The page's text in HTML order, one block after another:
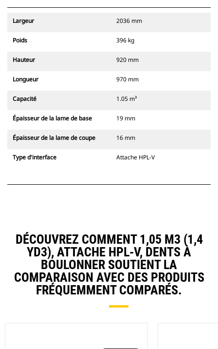
Largeur 2036 mm
Poids 396 kg
Hauteur 920 mm
Longueur 970 mm
Capacité 1.05 m³
Épaisseur de la lame de base 19 mm
Épaisseur de la lame de coupe 16 mm
Type d'interface Attache HPL-V
DÉCOUVREZ COMMENT 1,05 M3 (1,4
YD3), ATTACHE HPL-V, DENTS À
BOULONNER SOUTIENT LA
COMPARAISON AVEC DES PRODUITS
FRÉQUEMMENT COMPARÉS.